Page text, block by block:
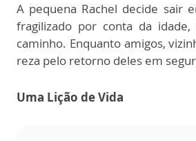
A pequena Rachel decide sair
fragilizado por conta da
caminho. Enquanto amigos,
reza pelo retorno deles em
Uma Lição de Vida